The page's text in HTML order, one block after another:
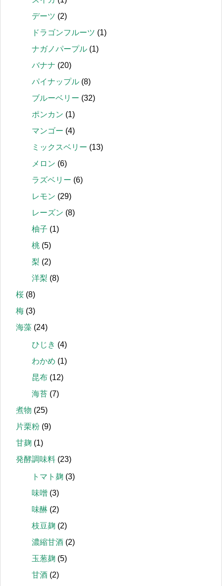
デーツ (2)
ドラゴンフルーツ (1)
ナガノパープル (1)
バナナ (20)
パイナップル (8)
ブルーベリー (32)
ポンカン (1)
マンゴー (4)
ミックスベリー (13)
メロン (6)
ラズベリー (6)
レモン (29)
レーズン (8)
柚子 (1)
桃 (5)
梨 (2)
洋梨 (8)
桜 (8)
梅 (3)
海藻 (24)
ひじき (4)
わかめ (1)
昆布 (12)
海苔 (7)
煮物 (25)
片栗粉 (9)
甘麹 (1)
発酵調味料 (23)
トマト麹 (3)
味噌 (3)
味醂 (2)
枝豆麹 (2)
濃縮甘酒 (2)
玉葱麹 (5)
甘酒 (2)